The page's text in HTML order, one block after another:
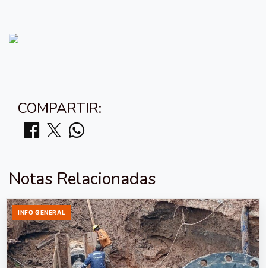
COMPARTIR:
Notas Relacionadas
INFO GENERAL